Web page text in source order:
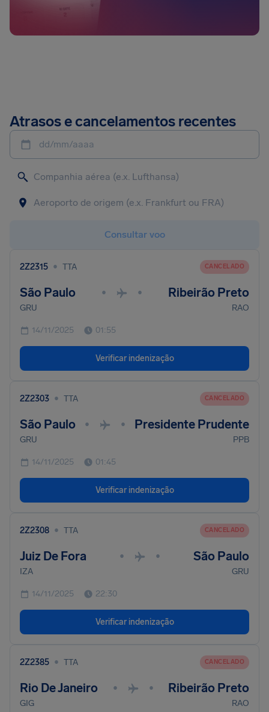
Atrasos e cancelamentos recentes
dd/mm/aaaa
Consultar voo
2Z2315 • TTA CANCELADO
São Paulo • • Ribeirão Preto
GRU RAO
14/11/2025 01:55
Verificar indenização
2Z2303 • TTA CANCELADO
São Paulo • • Presidente Prudente
GRU PPB
14/11/2025 01:45
Verificar indenização
2Z2308 • TTA CANCELADO
Juiz De Fora • • São Paulo
IZA GRU
14/11/2025 22:30
Verificar indenização
2Z2385 • TTA CANCELADO
Rio De Janeiro • • Ribeirão Preto
GIG RAO